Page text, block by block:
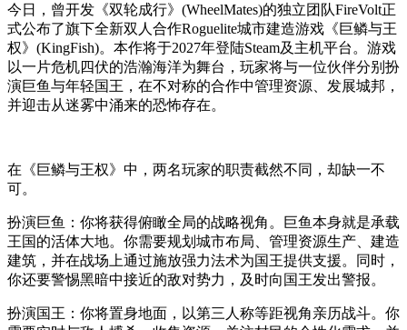
今日，曾开发《双轮成行》(WheelMates)的独立团队FireVolt正
式公布了旗下全新双人合作Roguelite城市建造游戏《巨鳞与王
权》(KingFish)。本作将于2027年登陆Steam及主机平台。游戏
以一片危机四伏的浩瀚海洋为舞台，玩家将与一位伙伴分别扮
演巨鱼与年轻国王，在不对称的合作中管理资源、发展城邦，
并迎击从迷雾中涌来的恐怖存在。
在《巨鳞与王权》中，两名玩家的职责截然不同，却缺一不
可。
扮演巨鱼：你将获得俯瞰全局的战略视角。巨鱼本身就是承载
王国的活体大地。你需要规划城市布局、管理资源生产、建造
建筑，并在战场上通过施放强力法术为国王提供支援。同时，
你还要警惕黑暗中接近的敌对势力，及时向国王发出警报。
扮演国王：你将置身地面，以第三人称等距视角亲历战斗。你